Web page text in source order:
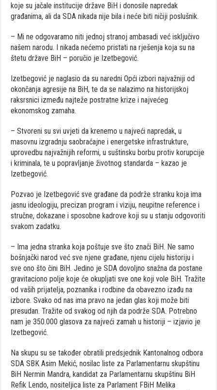
koje su jačale institucije države BiH i donosile napredak
građanima, ali da SDA nikada nije bila i neće biti ničiji poslušnik.
– Mi ne odgovaramo niti jednoj stranoj ambasadi već isključivo
našem narodu. I nikada nećemo pristati na rješenja koja su na
štetu države BiH – poručio je Izetbegović.
Izetbegović je naglasio da su naredni Opći izbori najvažniji od
okončanja agresije na BiH, te da se nalazimo na historijskoj
raksrsnici između najteže postratne krize i najvećeg
ekonomskog zamaha.
– Stvoreni su svi uvjeti da krenemo u najveći napredak, u
masovnu izgradnju saobraćajne i energetske infrastrukture,
uprovedbu najvažnijih reformi, u suštinsku borbu protiv korupcije
i kriminala, te u popravljanje životnog standarda – kazao je
Izetbegović.
Pozvao je Izetbegović sve građane da podrže stranku koja ima
jasnu ideologiju, precizan program i viziju, neupitne reference i
stručne, dokazane i sposobne kadrove koji su u stanju odgovoriti
svakom zadatku.
– Ima jedna stranka koja poštuje sve što znači BiH. Ne samo
bošnjački narod već sve njene građane, njenu cijelu historiju i
sve ono što čini BiH. Jedino je SDA dovoljno snažna da postane
gravitaciono polje koje će okupljati sve one koji vole BiH. Tražite
od vaših prijatelja, poznanika i rodbine da obavezno izađu na
izbore. Svako od nas ima pravo na jedan glas koji može biti
presudan. Tražite od svakog od njih da podrže SDA. Potrebno
nam je 350.000 glasova za najveći zamah u historiji – izjavio je
Izetbegović.
Na skupu su se također obratili predsjednik Kantonalnog odbora
SDA SBK Asim Mekić, nosilac liste za Parlamentarnu skupštinu
BiH Nermin Mandra, kandidat za Parlamentarnu skupštinu BiH
Refik Lendo, nositeljica liste za Parlament FBiH Melika